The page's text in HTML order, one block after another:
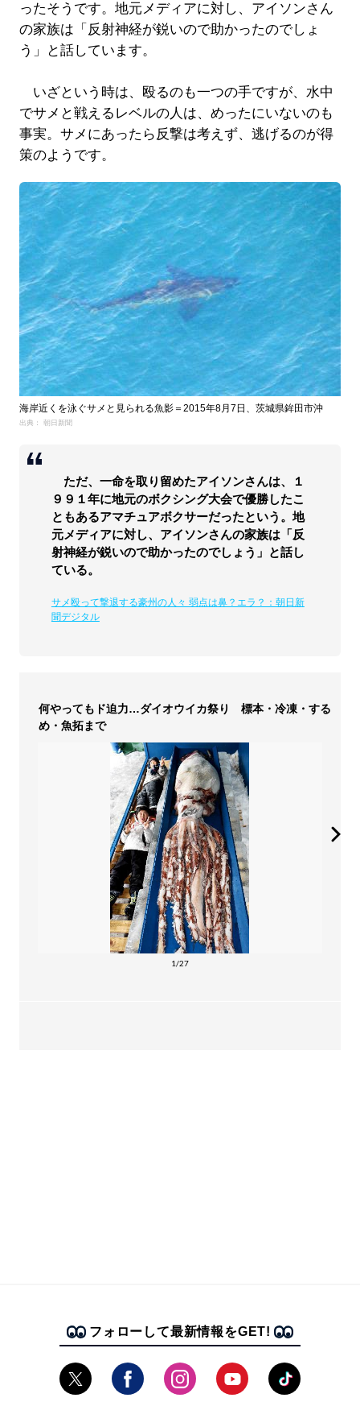
ったそうです。地元メディアに対し、アイソンさん
の家族は「反射神経が鋭いので助かったのでしょ
う」と話しています。
いざという時は、殴るのも一つの手ですが、水中
でサメと戦えるレベルの人は、めったにいないのも
事実。サメにあったら反撃は考えず、逃げるのが得
策のようです。
海岸近くを泳ぐサメと見られる魚影＝2015年8月7日、茨城県鉾田市沖
出典： 朝日新聞
ただ、一命を取り留めたアイソンさんは、１
９９１年に地元のボクシング大会で優勝したこ
ともあるアマチュアボクサーだったという。地
元メディアに対し、アイソンさんの家族は「反
射神経が鋭いので助かったのでしょう」と話し
ている。
サメ殴って撃退する豪州の人々 弱点は鼻？エラ？：朝日新
聞デジタル
何やってもド迫力…ダイオウイカ祭り 標本・冷凍・する
め・魚拓まで
1/27
フォローして最新情報をGET!